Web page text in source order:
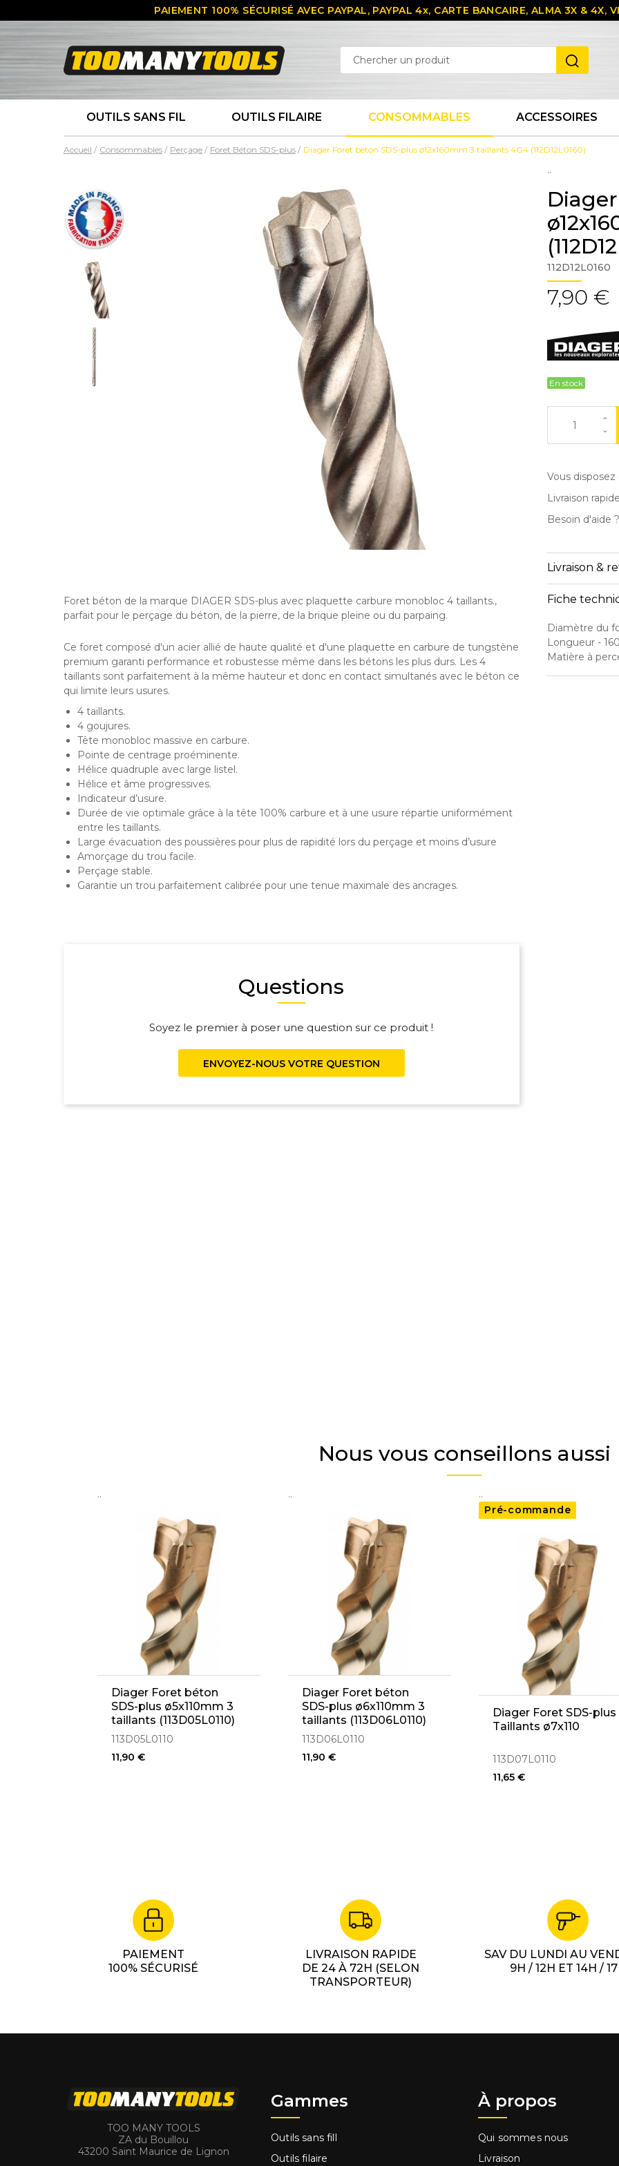
PAIEMENT 100% SÉCURISÉ AVEC PAYPAL, PAYPAL 4x, CARTE BANCAIRE, ALMA 3X & 4X,
OUTILS SANS FIL OUTILS FILAIRE CONSOMMABLES ACCESSOIRES
Accueil Consommables Perçage Foret Béton SDS-plus Diager Foret béton SDS-plus ø12x160mm 3 taillants 4G4 (112D12L0160)
Foret béton de la marque DIAGER SDS-plus avec plaquette carbure monobloc 4 taillants.,
parfait pour le perçage du béton, de la pierre, de la brique pleine ou du parpaing.
Ce foret composé d'un acier allié de haute qualité et d'une plaquette en carbure de tungstène
premium garanti performance et robustesse même dans les bétons les plus durs. Les 4
taillants sont parfaitement à la même hauteur et donc en contact simultanés avec le béton ce
qui limite leurs usures.
4 taillants.
4 goujures.
Tête monobloc massive en carbure.
Pointe de centrage proéminente.
Hélice quadruple avec large listel.
Hélice et âme progressives.
Indicateur d’usure.
Durée de vie optimale grâce à la tête 100% carbure et à une usure répartie uniformément
entre les taillants.
Large évacuation des poussières pour plus de rapidité lors du perçage et moins d’usure
Amorçage du trou facile.
Perçage stable.
Garantie un trou parfaitement calibrée pour une tenue maximale des ancrages.
Questions
Soyez le premier à poser une question sur ce produit !
ENVOYEZ-NOUS VOTRE QUESTION
..
112D12L0160
7,90 €
En stock
Vous
Livraison
Besoin d'aide
Livraison &
Fiche
Diamètre du
Longueur-
Matière à
Nous vous conseillons aussi
..
Diager Foret béton
SDS-plus ø5x110mm 3
taillants (113D05L0110)
113D05L0110
11,90 €
..
Diager Foret béton
SDS-plus ø6x110mm 3
taillants (113D06L0110)
113D06L0110
11,90 €
..
Pré-commande
Diager Foret SDS-plus
Taillants ø7x110
113D07L0110
11,65 €
PAIEMENT
100% SÉCURISÉ
LIVRAISON RAPIDE
DE 24 À 72H (SELON
TRANSPORTEUR)
SAV DU LUNDI AU
9H / 12H ET 14H /
TOO MANY TOOLS
ZA du Bouillou
43200 Saint Maurice de Lignon
Gammes
Outils sans fill
Outils filaire
À propos
Qui sommes nous
Livraison